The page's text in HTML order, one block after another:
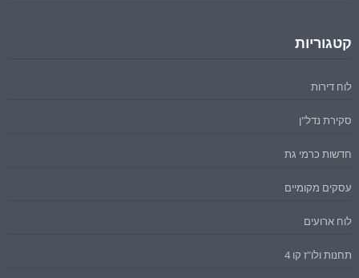
קטגוריות
לוח דירות
סקירת נדל"ן
חדשות כרמי גת
עסקים מקומיים
לוח ארועים
תחנות ולו"ז קו 4